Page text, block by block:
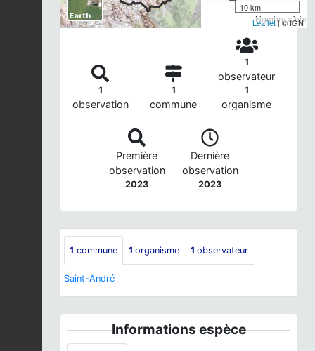
Nombre
10 km
Leaflet| © IGN
1
observation
1
commune
1
observateur
1
organisme
Première
observation
2023
Dernière
observation
2023
1 commune 1 organisme 1 observateur
Saint-André
Informations espèce